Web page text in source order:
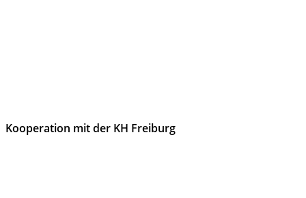
Kooperation mit der KH Freiburg